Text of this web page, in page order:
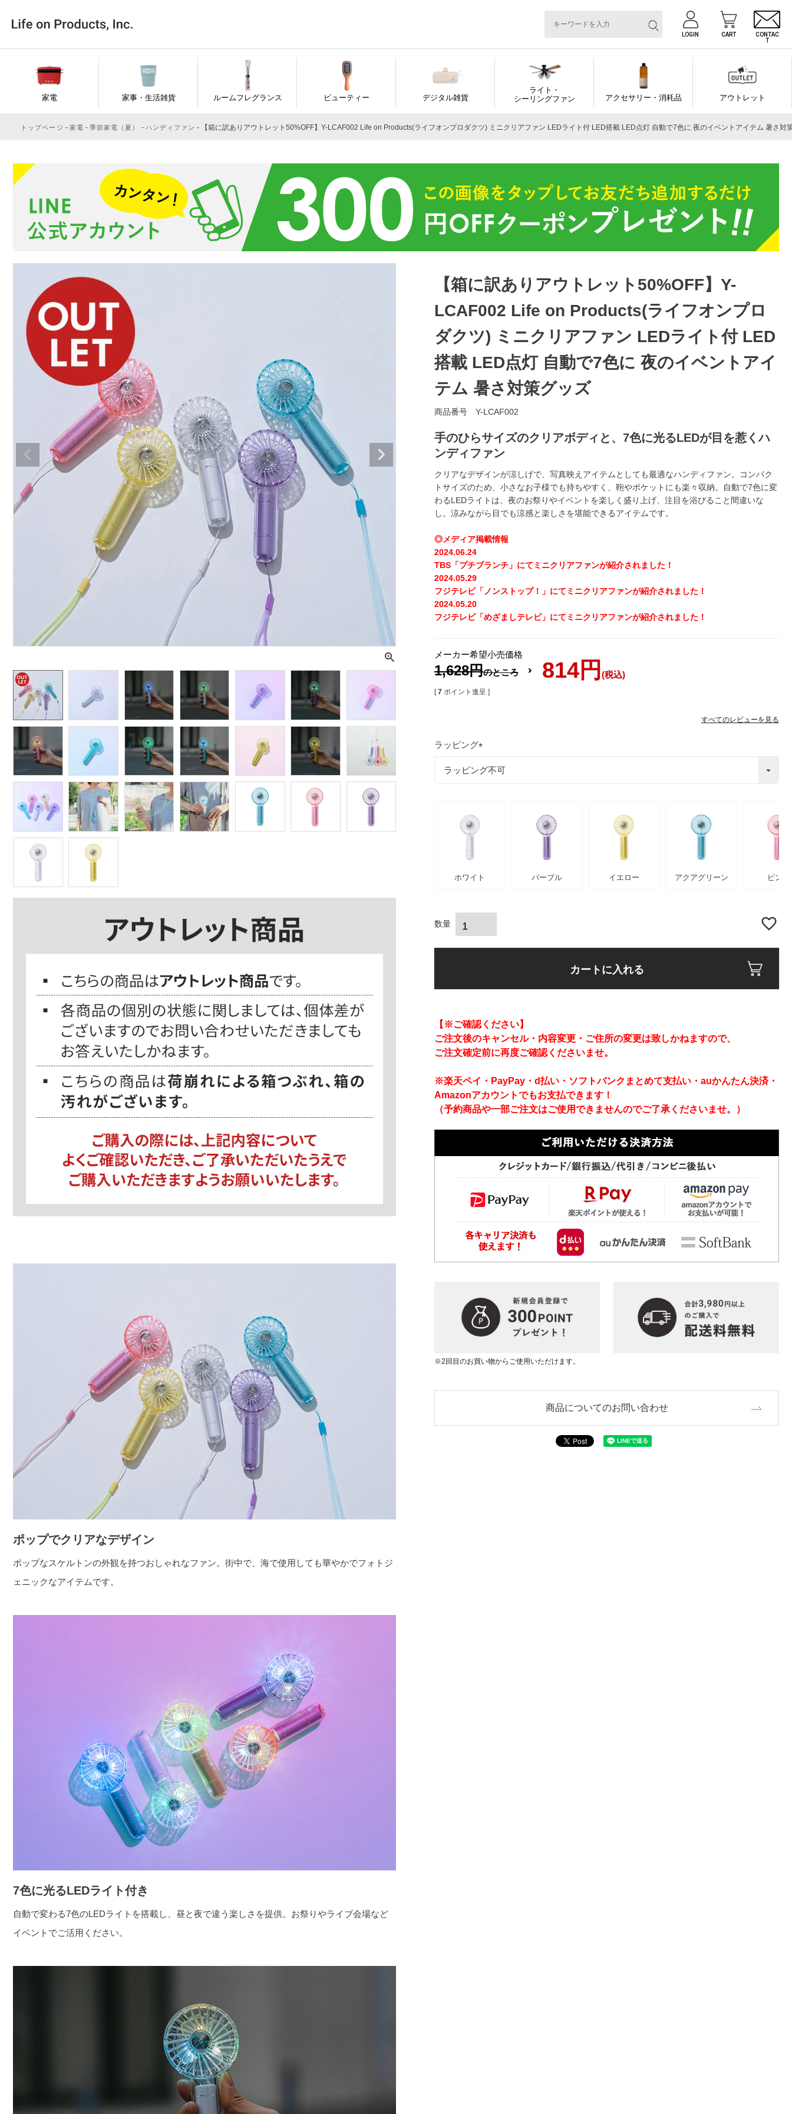
LOGIN CART
CONTAC
T
家電 家事・生活雑貨 ルームフレグランス ビューティー デジタル雑貨
ライト・
シーリングファン
アクセサリー・消耗品 アウトレット
トップページ 家電 季節家電（夏） ハンディファン 【箱に訳ありアウトレット50%OFF】Y-LCAF002 Life on Products(ライフオンプロダクツ) ミニクリアファン LEDライト付 LED搭載 LED点灯 自動で7色に 夜のイベントアイテム 暑さ対
ポップでクリアなデザイン
ポップなスケルトンの外観を持つおしゃれなファン。街中で、海で使用しても華やかでフォトジ
ェニックなアイテムです。
7色に光るLEDライト付き
自動で変わる7色のLEDライトを搭載し、昼と夜で違う楽しさを提供。お祭りやライブ会場など
イベントでご活用ください。
【箱に訳ありアウトレット50%OFF】Y-
LCAF002 Life on Products(ライフオンプロ
ダクツ) ミニクリアファン LEDライト付 LED
搭載 LED点灯 自動で7色に 夜のイベントアイ
テム 暑さ対策グッズ
商品番号 Y-LCAF002
手のひらサイズのクリアボディと、7色に光るLEDが目を惹くハ
ンディファン
クリアなデザインが涼しげで、写真映えアイテムとしても最適なハンディファン。コンパク
トサイズのため、小さなお子様でも持ちやすく、鞄やポケットにも楽々収納。自動で7色に変
わるLEDライトは、夜のお祭りやイベントを楽しく盛り上げ、注目を浴びること間違いな
し。涼みながら目でも涼感と楽しさを堪能できるアイテムです。
◎メディア掲載情報
2024.06.24
TBS「プチブランチ」にてミニクリアファンが紹介されました！
2024.05.29
フジテレビ「ノンストップ！」にてミニクリアファンが紹介されました！
2024.05.20
フジテレビ「めざましテレビ」にてミニクリアファンが紹介されました！
メーカー希望小売価格
1,628 のところ 814 税込
[ 7 ポイント進呈 ]
すべてのレビューを見る
ラッピング
必
ホワイト パープル イエロー アクアグリーン ピンク
カートに入れる
【※ご確認ください】
ご注文後のキャンセル・内容変更・ご住所の変更は致しかねますので、
ご注文確定前に再度ご確認くださいませ。
※楽天ペイ・PayPay・d払い・ソフトバンクまとめて支払い・auかんたん決済・
Amazonアカウントでもお支払できます！
（予約商品や一部ご注文はご使用できませんのでご了承くださいませ。）
※2回目のお買い物からご使用いただけます。
商品についてのお問い合わせ